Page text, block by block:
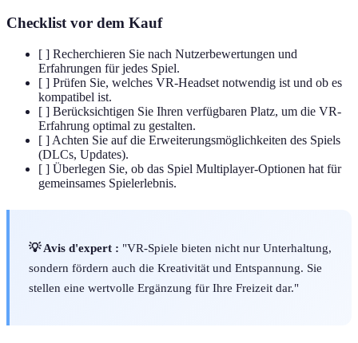
Checklist vor dem Kauf
[ ] Recherchieren Sie nach Nutzerbewertungen und
Erfahrungen für jedes Spiel.
[ ] Prüfen Sie, welches VR-Headset notwendig ist und ob es
kompatibel ist.
[ ] Berücksichtigen Sie Ihren verfügbaren Platz, um die VR-
Erfahrung optimal zu gestalten.
[ ] Achten Sie auf die Erweiterungsmöglichkeiten des Spiels
(DLCs, Updates).
[ ] Überlegen Sie, ob das Spiel Multiplayer-Optionen hat für
gemeinsames Spielerlebnis.
💡 Avis d'expert : "VR-Spiele bieten nicht nur Unterhaltung,
sondern fördern auch die Kreativität und Entspannung. Sie
stellen eine wertvolle Ergänzung für Ihre Freizeit dar."